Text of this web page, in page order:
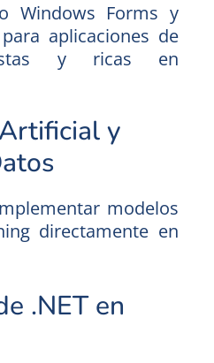
Windows Forms y
aplicaciones de
y ricas en
y
modelos
directamente en
.NET en